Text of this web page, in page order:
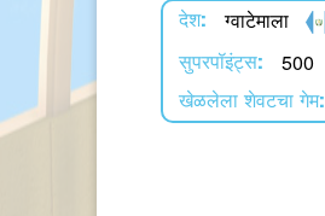
देश: ग्वाटेमाला
सुपरपॉइंट्स: 500
खेळलेला शेवटचा गेम: